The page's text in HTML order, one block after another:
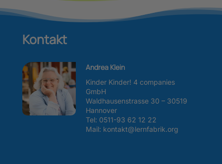
Kontakt
Andrea Klein
Kinder Kinder! 4 companies
GmbH
Waldhausenstrasse 30 – 30519
Hannover
Tel: 0511-93 62 12 22
Mail: kontakt@lernfabrik.org